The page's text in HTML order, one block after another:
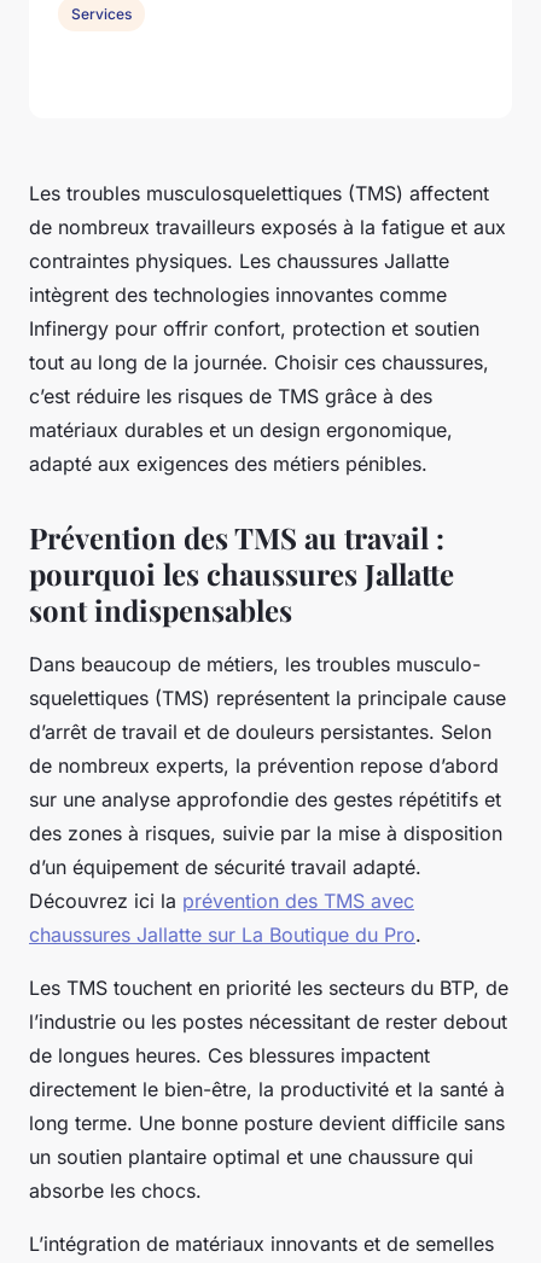
Les troubles musculosquelettiques (TMS) affectent
de nombreux travailleurs exposés à la fatigue et aux
contraintes physiques. Les chaussures Jallatte
intègrent des technologies innovantes comme
Infinergy pour offrir confort, protection et soutien
tout au long de la journée. Choisir ces chaussures,
c’est réduire les risques de TMS grâce à des
matériaux durables et un design ergonomique,
adapté aux exigences des métiers pénibles.
Prévention des TMS au travail :
pourquoi les chaussures Jallatte
sont indispensables
Dans beaucoup de métiers, les troubles musculo-
squelettiques (TMS) représentent la principale cause
d’arrêt de travail et de douleurs persistantes. Selon
de nombreux experts, la prévention repose d’abord
sur une analyse approfondie des gestes répétitifs et
des zones à risques, suivie par la mise à disposition
d’un équipement de sécurité travail adapté.
Découvrez ici la prévention des TMS avec
chaussures Jallatte sur La Boutique du Pro.
Les TMS touchent en priorité les secteurs du BTP, de
l’industrie ou les postes nécessitant de rester debout
de longues heures. Ces blessures impactent
directement le bien-être, la productivité et la santé à
long terme. Une bonne posture devient difficile sans
un soutien plantaire optimal et une chaussure qui
absorbe les chocs.
L’intégration de matériaux innovants et de semelles
Services